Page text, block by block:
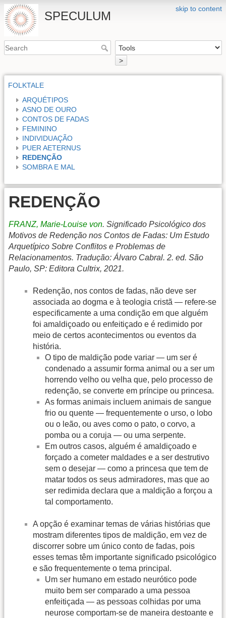
skip to content
SPECULUM
>
FOLKTALE
ARQUÉTIPOS
ASNO DE OURO
CONTOS DE FADAS
FEMININO
INDIVIDUAÇÃO
PUER AETERNUS
REDENÇÃO
SOMBRA E MAL
REDENÇÃO
FRANZ, Marie-Louise von. Significado Psicológico dos
Motivos de Redenção nos Contos de Fadas: Um Estudo
Arquetípico Sobre Conflitos e Problemas de
Relacionamentos. Tradução: Álvaro Cabral. 2. ed. São
Paulo, SP: Editora Cultrix, 2021.
Redenção, nos contos de fadas, não deve ser
associada ao dogma e à teologia cristã — refere-se
especificamente a uma condição em que alguém
foi amaldiçoado ou enfeitiçado e é redimido por
meio de certos acontecimentos ou eventos da
história.
O tipo de maldição pode variar — um ser é
condenado a assumir forma animal ou a ser um
horrendo velho ou velha que, pelo processo de
redenção, se converte em príncipe ou princesa.
As formas animais incluem animais de sangue
frio ou quente — frequentemente o urso, o lobo
ou o leão, ou aves como o pato, o corvo, a
pomba ou a coruja — ou uma serpente.
Em outros casos, alguém é amaldiçoado e
forçado a cometer maldades e a ser destrutivo
sem o desejar — como a princesa que tem de
matar todos os seus admiradores, mas que ao
ser redimida declara que a maldição a forçou a
tal comportamento.
A opção é examinar temas de várias histórias que
mostram diferentes tipos de maldição, em vez de
discorrer sobre um único conto de fadas, pois
esses temas têm importante significado psicológico
e são frequentemente o tema principal.
Um ser humano em estado neurótico pode
muito bem ser comparado a uma pessoa
enfeitiçada — as pessoas colhidas por uma
neurose comportam-se de maneira destoante e